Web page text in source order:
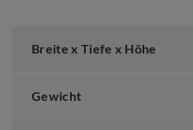
Breite x Tiefe x Höhe
Gewicht